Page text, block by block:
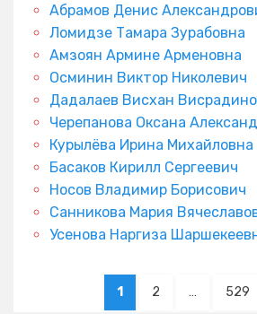
Абрамов Денис
Ломидзе Тамара Зурабовна
Амзоян Армине Арменовна
Осминин Виктор Николевич
Дадалаев Висхан
Черепанова Оксана
Курылёва Ирина Михайловна
Басаков Кирилл Сергеевич
Носов Владимир Борисович
Санникова Мария
Усенова Наргиза
ПагинацияPAGE
1 PAGE
2 … PAGE
529